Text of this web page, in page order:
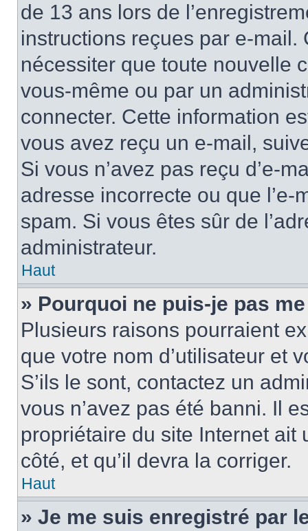
de 13 ans lors de
instructions reçues par e-
nécessiter que toute nouvelle
vous-même ou par un
connecter. Cette information
vous avez reçu un e-mail,
Si vous n’avez pas reçu d’e-
adresse incorrecte ou que
spam. Si vous êtes sûr de
administrateur.
Haut
» Pourquoi ne puis-je pas
Plusieurs raisons pourraient
que votre nom d’utilisateur et
S’ils le sont, contactez un
vous n’avez pas été banni. Il
propriétaire du site Internet
côté, et qu’il devra la corriger.
Haut
» Je me suis enregistré par